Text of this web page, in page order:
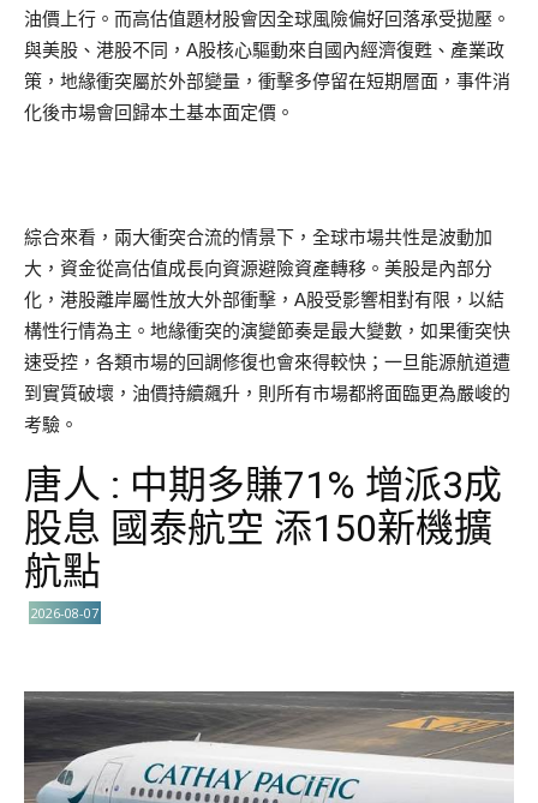
油價上行。而高估值題材股會因全球風險偏好回落承受拋壓。
與美股、港股不同，A股核心驅動來自國內經濟復甦、產業政
策，地緣衝突屬於外部變量，衝擊多停留在短期層面，事件消
化後市場會回歸本土基本面定價。
綜合來看，兩大衝突合流的情景下，全球市場共性是波動加
大，資金從高估值成長向資源避險資產轉移。美股是內部分
化，港股離岸屬性放大外部衝擊，A股受影響相對有限，以結
構性行情為主。地緣衝突的演變節奏是最大變數，如果衝突快
速受控，各類市場的回調修復也會來得較快；一旦能源航道遭
到實質破壞，油價持續飆升，則所有市場都將面臨更為嚴峻的
考驗。
唐人 : 中期多賺71% 增派3成
股息 國泰航空 添150新機擴
航點
2026-08-07